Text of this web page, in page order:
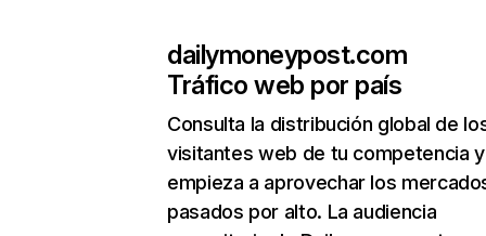
dailymoneypost.com
Tráfico web por país
Consulta la distribución global de
visitantes web de tu competencia y
empieza a aprovechar los
pasados por alto. La audiencia